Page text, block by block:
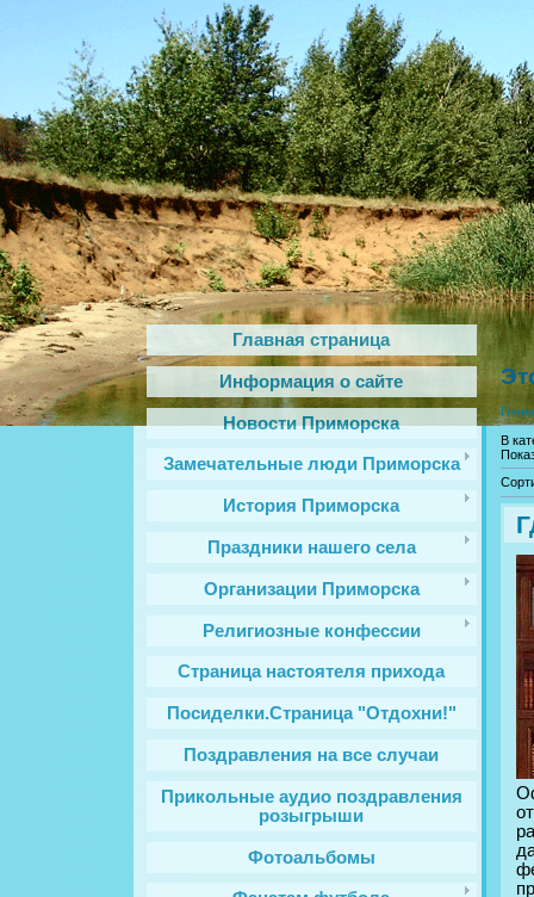
Главная страница
Информация о сайте
Новости Приморска
Замечательные люди Приморска
История Приморска
Праздники нашего села
Организации Приморска
Религиозные конфессии
Cтраница настоятеля прихода
Посиделки.Страница "Отдохни!"
Поздравления на все случаи
Прикольные аудио поздравления
розыгрыши
Фотоальбомы
В